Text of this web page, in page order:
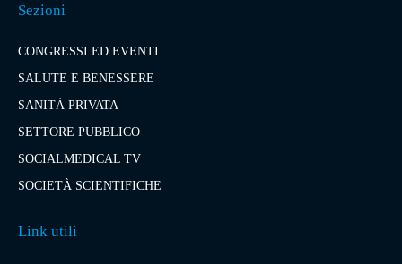
Sezioni
CONGRESSI ED EVENTI
SALUTE E BENESSERE
SANITÀ PRIVATA
SETTORE PUBBLICO
SOCIALMEDICAL TV
SOCIETÀ SCIENTIFICHE
Link utili